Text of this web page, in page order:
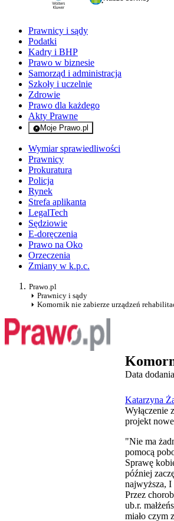
Prawnicy i sądy
Podatki
Kadry i BHP
Prawo w biznesie
Samorząd i administracja
Szkoły i uczelnie
Zdrowie
Prawo dla każdego
Akty Prawne
Moje Prawo.pl
- rejestracja i logowanie do
Wymiar sprawiedliwości
Prawnicy
Prokuratura
Policja
Rynek
Strefa aplikanta
LegalTech
Sędziowie
E-doręczenia
Prawo na Oko
Orzeczenia
Zmiany w k.p.c.
Prawo.pl
Prawnicy i sądy
Komornik nie zabierze urządzeń
Data
Katarzyna
Wyłączenie
projekt
"Nie ma
pomocą
Sprawę
później
najwyższa,
Przez
ub.r.
miało czym